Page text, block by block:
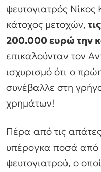
ψευτογιατρός
κάτοχος μετοχών,
200.000 ευρώ την
επικαλούνταν τον
ισχυρισμό ότι ο
συνέβαλλε στη
χρημάτων!
Πέρα από τις
υπέρογκα ποσά από
ψευτογιατρού, ο